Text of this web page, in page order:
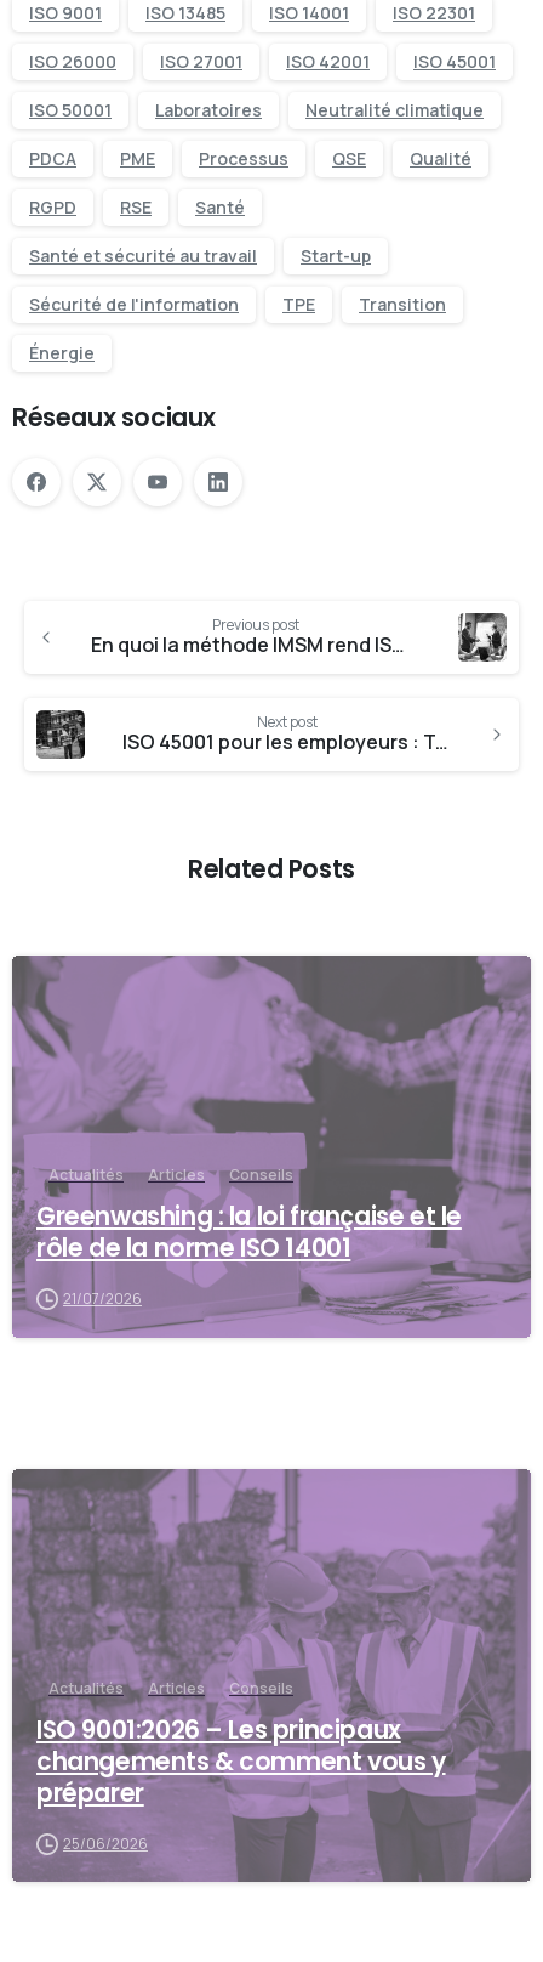
ISO 9001 ISO 13485 ISO 14001 ISO 22301
ISO 26000 ISO 27001 ISO 42001 ISO 45001
ISO 50001 Laboratoires Neutralité climatique
PDCA PME Processus QSE Qualité
RGPD RSE Santé
Santé et sécurité au travail Start-up
Sécurité de l'information TPE Transition
Énergie
Réseaux sociaux
Previous post
En quoi la méthode IMSM rend ISO plus accessible aux entreprises
Next post
ISO 45001 pour les employeurs : Tout ce que vous devez savoir
Related Posts
Actualités Articles Conseils
Greenwashing : la loi française et le
rôle de la norme ISO 14001
21/07/2026
Actualités Articles Conseils
ISO 9001:2026 – Les principaux
changements & comment vous y
préparer
25/06/2026